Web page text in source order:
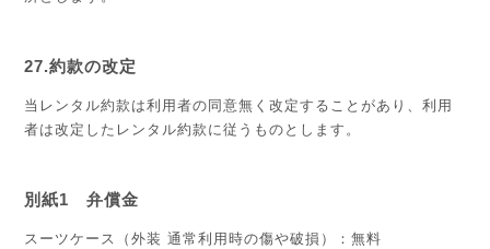
27.約款の改定
当レンタル約款は利用者の同意無く改定することがあり、利用
者は改定したレンタル約款に従うものとします。
別紙1 弁償金
スーツケース（外装 通常利用時の傷や破損）：無料